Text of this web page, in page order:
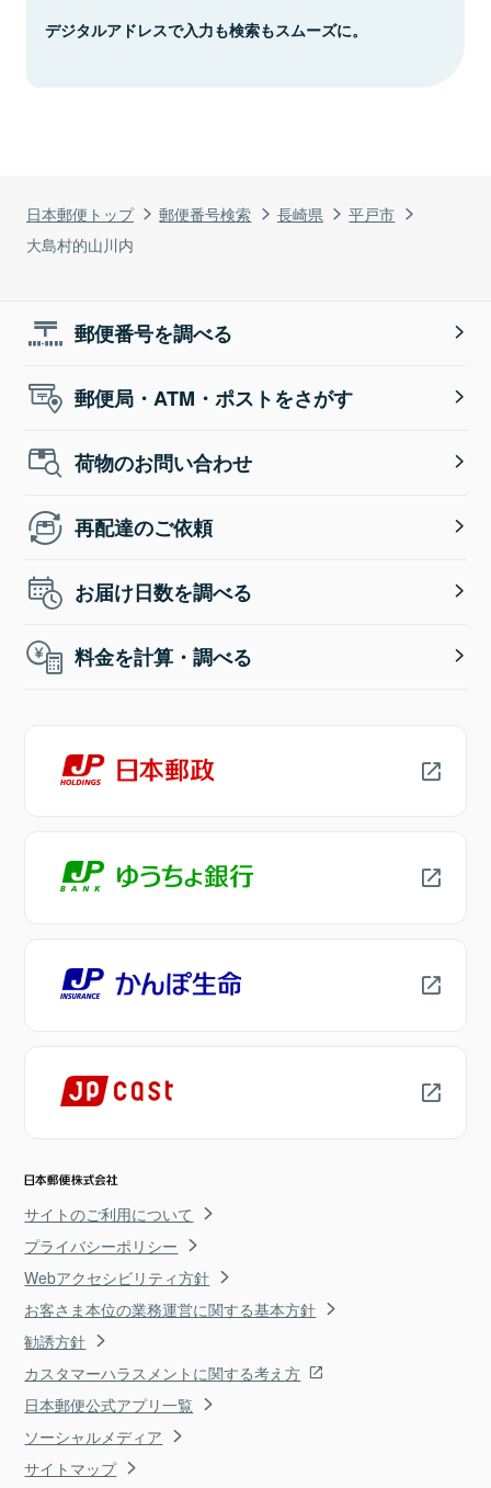
日本郵便トップ 郵便番号検索 長崎県
平戸市
大島村的山川内
デジタルアドレスで入力も検索もスムーズに。
郵便番号を調べる
郵便局・ATM・ポストをさがす
荷物のお問い合わせ
再配達のご依頼
お届け日数を調べる
料金を計算・調べる
サイトのご利用について
プライバシーポリシー
Webアクセシビリティ方針
お客さま本位の業務運営に関する基本方針
勧誘方針
カスタマーハラスメントに関する考え方
日本郵便公式アプリ一覧
ソーシャルメディア
サイトマップ